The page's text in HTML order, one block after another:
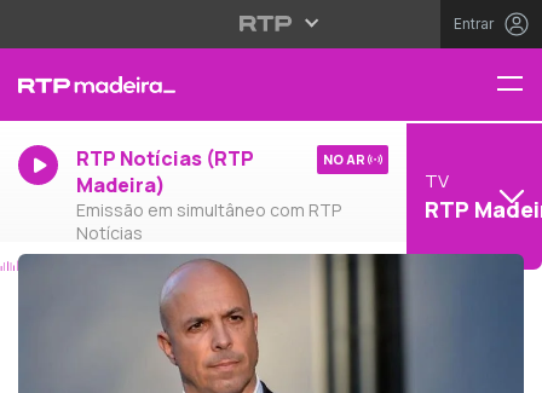
Entrar
RTP Notícias (RTP
Madeira)
Emissão em simultâneo com RTP
Notícias
NO AR
TV
RTP